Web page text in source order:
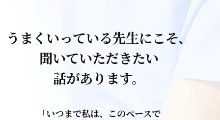
うまくいっている先生にこそ、
聞いていただきたい
話があります。
「いつまで私は、このペースで